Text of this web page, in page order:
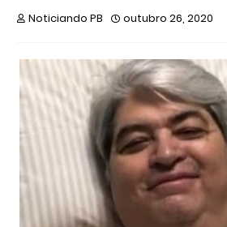
Noticiando PB outubro 26, 2020